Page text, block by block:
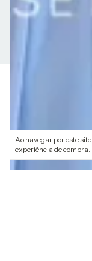
Ao navegar por este site
experiência de compra.